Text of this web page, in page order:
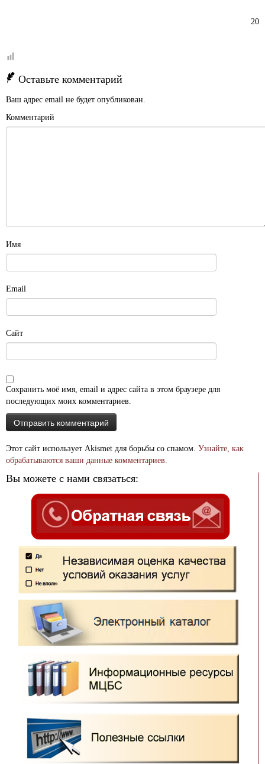
20
Оставьте комментарий
Ваш адрес email не будет опубликован.
Комментарий
Имя
Email
Сайт
Сохранить моё имя, email и адрес сайта в этом браузере для
последующих моих комментариев.
Этот сайт использует Akismet для борьбы со спамом. Узнайте, как
обрабатываются ваши данные комментариев.
Вы можете с нами связаться: